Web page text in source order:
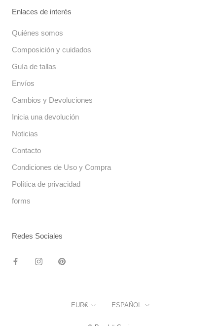
Enlaces de interés
Quiénes somos
Composición y cuidados
Guía de tallas
Envíos
Cambios y Devoluciones
Inicia una devolución
Noticias
Contacto
Condiciones de Uso y Compra
Política de privacidad
forms
Redes Sociales
Moneda
EUR€ Idioma
ESPAÑOL